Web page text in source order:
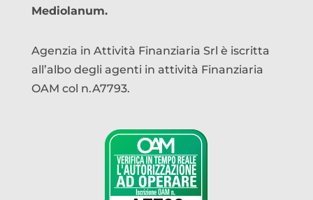
Mediolanum.
Agenzia in Attività Finanziaria Srl è iscritta
all’albo degli agenti in attività Finanziaria
OAM col n.A7793.